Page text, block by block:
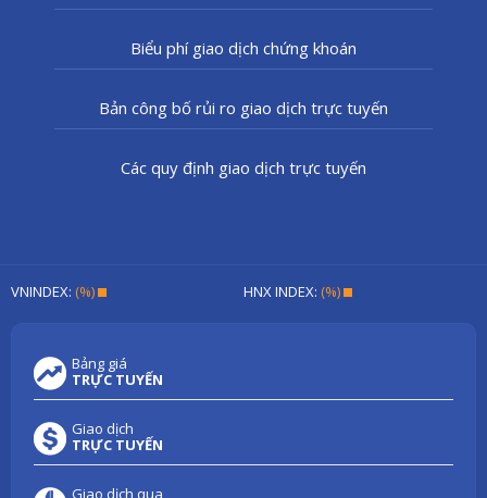
Biểu phí giao dịch chứng khoán
Bản công bố rủi ro giao dịch trực tuyến
Các quy định giao dịch trực tuyến
VNINDEX: (%) HNX INDEX: (%)
Bảng giá
TRỰC TUYẾN
Giao dịch
TRỰC TUYẾN
Giao dịch qua